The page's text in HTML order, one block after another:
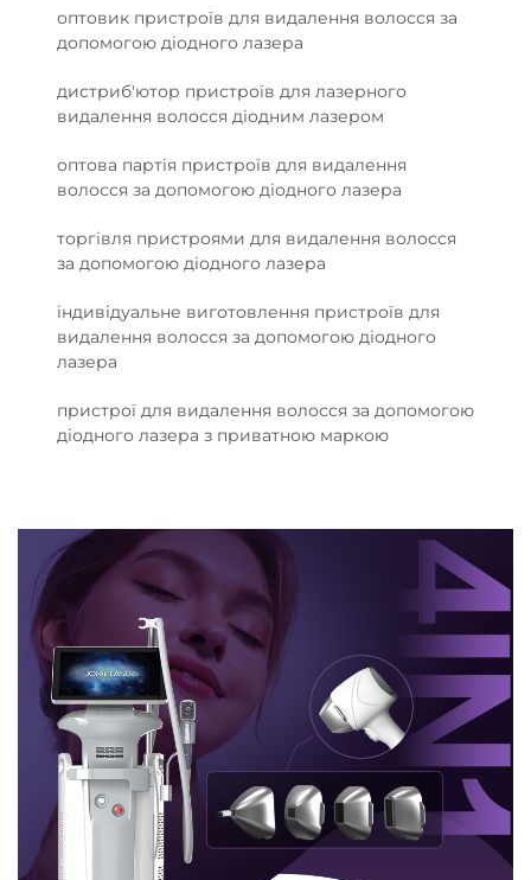
оптовик пристроїв для видалення волосся за
допомогою діодного лазера
дистриб'ютор пристроїв для лазерного
видалення волосся діодним лазером
оптова партія пристроїв для видалення
волосся за допомогою діодного лазера
торгівля пристроями для видалення волосся
за допомогою діодного лазера
індивідуальне виготовлення пристроїв для
видалення волосся за допомогою діодного
лазера
пристрої для видалення волосся за допомогою
діодного лазера з приватною маркою